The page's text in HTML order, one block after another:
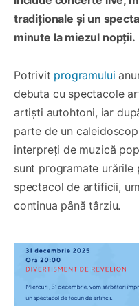
tradiționale și un
minute la miezul nopții.
Potrivit programului
debuta cu spectacole
artiști autohtoni, iar
parte de un
interpreți de muzică
sunt programate urările
spectacol de artificii,
continua până târziu.